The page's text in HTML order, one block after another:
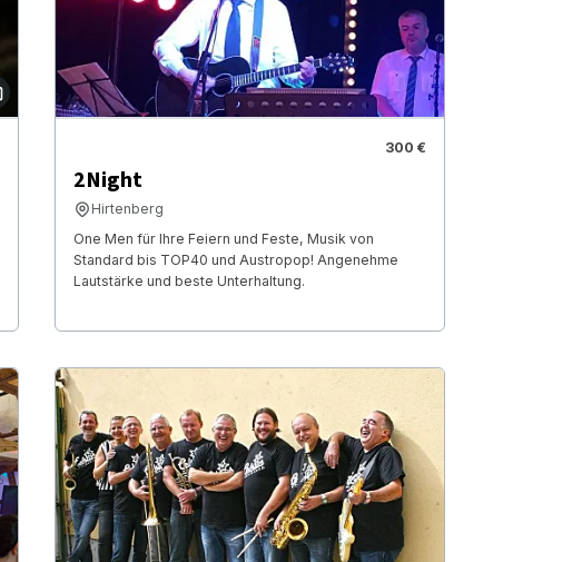
300 €
2Night
Hirtenberg
One Men für Ihre Feiern und Feste, Musik von
Standard bis TOP40 und Austropop! Angenehme
Lautstärke und beste Unterhaltung.